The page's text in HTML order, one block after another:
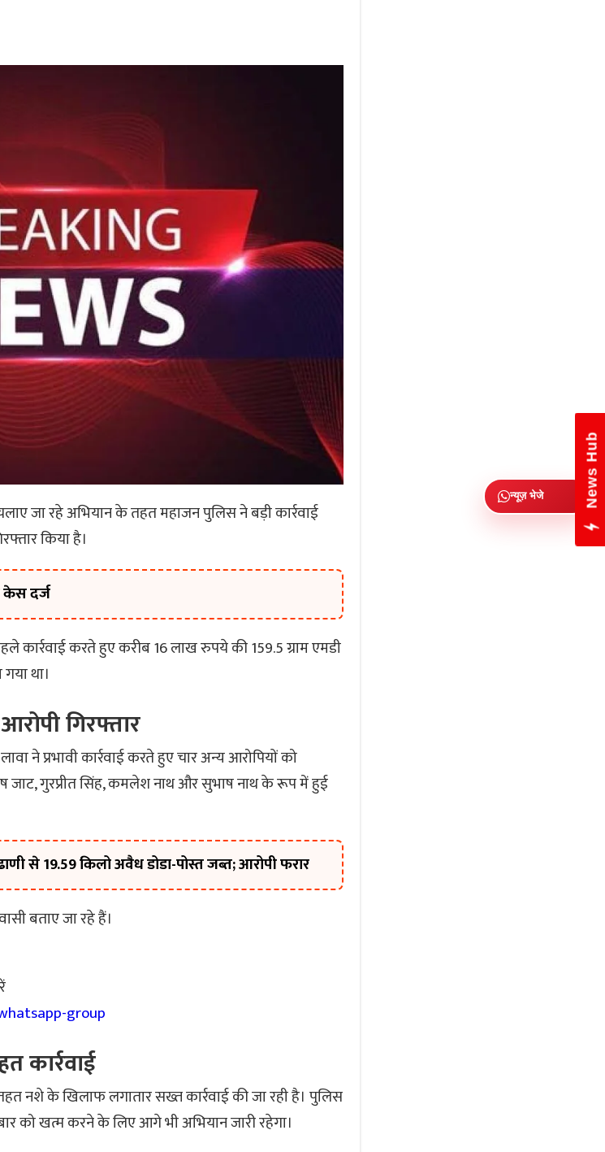
जा रहे अभियान के तहत महाजन पुलिस ने बड़ी कार्रवाई
किया है।
केस दर्ज
करते हुए करीब 16 लाख रुपये की 159.5 ग्राम एमडी
था।
गिरफ्तार
ने प्रभावी कार्रवाई करते हुए चार अन्य आरोपियों को
जाट, गुरप्रीत सिंह, कमलेश नाथ और सुभाष नाथ के रूप में हुई
से 19.59 किलो अवैध डोडा-पोस्त जब्त; आरोपी फरार
बताए जा रहे हैं।
group
नशे के खिलाफ लगातार सख्त कार्रवाई की जा रही है। पुलिस
को खत्म करने के लिए आगे भी अभियान जारी रहेगा।
न्यूज़ भेजे News Hub